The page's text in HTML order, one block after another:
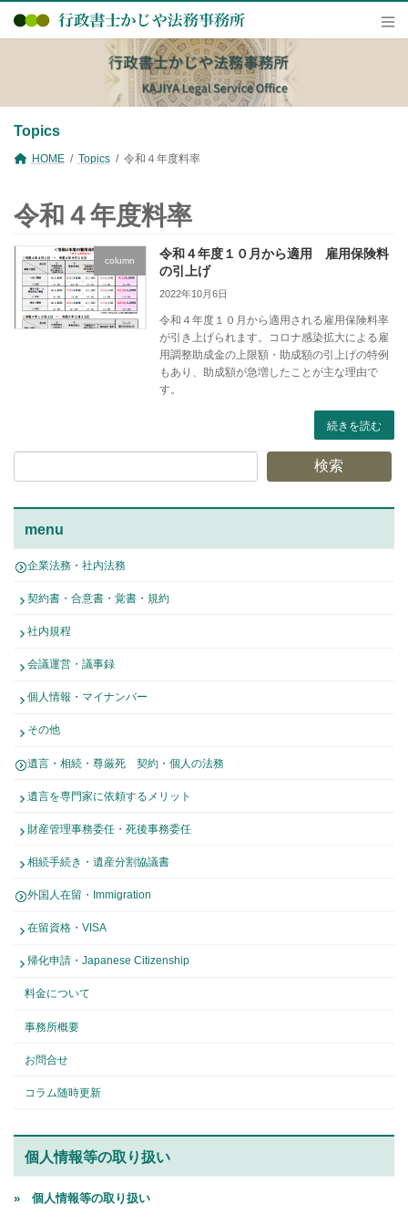
テ
ス
ゲ
ン
Topics
HOME Topics 令和４年度料率
令和４年度料率
column
令和４年度１０月から適用 雇用保険料
の引上げ
2022年10月6日
令和４年度１０月から適用される雇用保険料率
が引き上げられます。コロナ感染拡大による雇
用調整助成金の上限額・助成額の引上げの特例
もあり、助成額が急増したことが主な理由で
す。
続きを読む
検索
menu
企業法務・社内法務
契約書・合意書・覚書・規約
社内規程
会議運営・議事録
個人情報・マイナンバー
その他
遺言・相続・尊厳死 契約・個人の法務
遺言を専門家に依頼するメリット
財産管理事務委任・死後事務委任
相続手続き・遺産分割協議書
外国人在留・Immigration
在留資格・VISA
帰化申請・Japanese Citizenship
料金について
事務所概要
お問合せ
コラム随時更新
個人情報等の取り扱い
» 個人情報等の取り扱い